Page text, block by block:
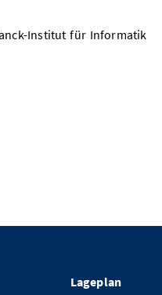
Institut für Informatik
Lageplan